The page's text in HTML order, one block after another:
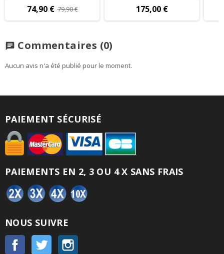
74,90 € 79,90 € 175,00 €
chat Commentaires (0)
Aucun avis n'a été publié pour le moment.
PAIEMENT SÉCURISÉ
PAIEMENTS EN 2, 3 OU 4 X SANS FRAIS
NOUS SUIVRE
Facebook Twitter